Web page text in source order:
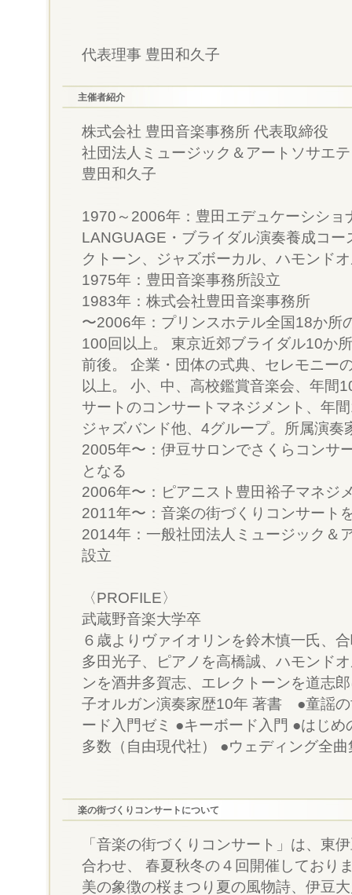
代表理事 豊田和久子
主催者紹介
株式会社 豊田音楽事務所 代表取締役
社団法人ミュージック＆アートソサエ
豊田和久子
1970～2006年：豊田エデュケーシシ
LANGUAGE・ブライダル演奏養成コ
クトーン、ジャズボーカル、ハモンド
1975年：豊田音楽事務所設立
1983年：株式会社豊田音楽事務所
〜2006年：プリンスホテル全国18か所
100回以上。 東京近郊ブライダル10か
前後。 企業・団体の式典、セレモニー
以上。 小、中、高校鑑賞音楽会、年間
サートのコンサートマネジメント、年
ジャズバンド他、4グループ。所属演奏
2005年〜：伊豆サロンでさくらコンサ
となる
2006年〜：ピアニスト豊田裕子マネジ
2011年〜：音楽の街づくりコンサート
2014年：一般社団法人ミュージック＆
設立
〈PROFILE〉
武蔵野音楽大学卒
６歳よりヴァイオリンを鈴木慎一氏、
多田光子、ピアノを高橋誠、ハモンド
ンを酒井多賀志、エレクトーンを道志
子オルガン演奏家歴10年 著書 ●童謡の
ード入門ゼミ ●キーボード入門 ●はじ
多数（自由現代社） ●ウェディング全
楽の街づくりコンサートについて
「音楽の街づくりコンサート」は、東
合わせ、 春夏秋冬の４回開催しており
美の象徴の桜まつり夏の風物詩、伊豆